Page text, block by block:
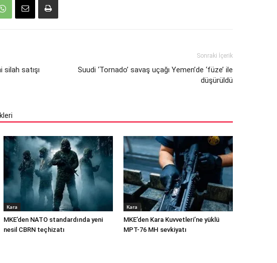
satışı
Sonraki İçerik
Suudi ‘Tornado’ savaş uçağı Yemen’de ‘füze’ ile
düşürüldü
Kara
MKE’den NATO standardında yeni
nesil CBRN teçhizatı
Kara
MKE’den Kara Kuvvetleri’ne yüklü
MPT-76 MH sevkiyatı